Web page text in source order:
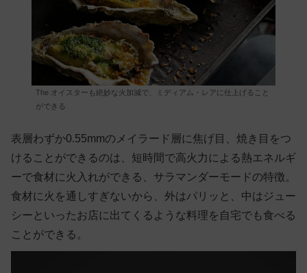
The オイスターも絶妙な火加減で、ミディアム・レアに仕上げること
ができる
表層わずか0.55mmのメイラード層に焦げ目、焼き目をつ
けることができるのは、短時間で高火力による熱エネルギ
ーで食材に火入れができる、サラマンダーモードの特徴。
食材に火を通しすぎないから、外はパリッと、中はジュー
シーといったお店に出てくるような料理を自宅でも食べる
ことができる。